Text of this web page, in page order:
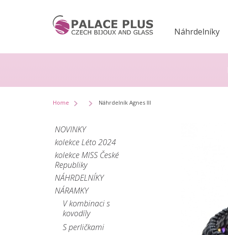
Náhrdelníky
Home Náhrdelník Agnes III
NOVINKY
kolekce Léto 2024
kolekce MISS České
Republiky
NÁHRDELNÍKY
NÁRAMKY
V kombinaci s
kovodíly
S perličkami